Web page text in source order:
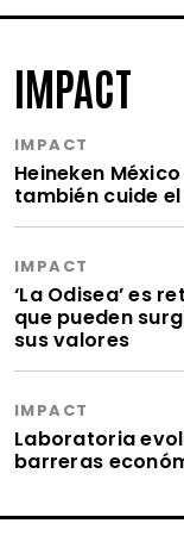
IMPACT
IMPACT
Heineken
también cuide
IMPACT
‘La Odisea’ es
que pueden
sus valores
IMPACT
Laboratoria
barreras